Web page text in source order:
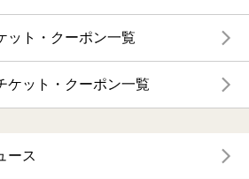
ット・クーポン一覧
ケット・クーポン一覧
ース